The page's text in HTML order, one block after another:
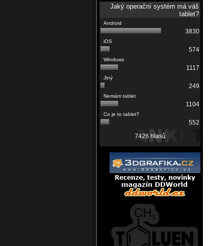
Jaký operační systém má váš
tablet?
3830
574
1117
249
1104
552
7426 hlasů